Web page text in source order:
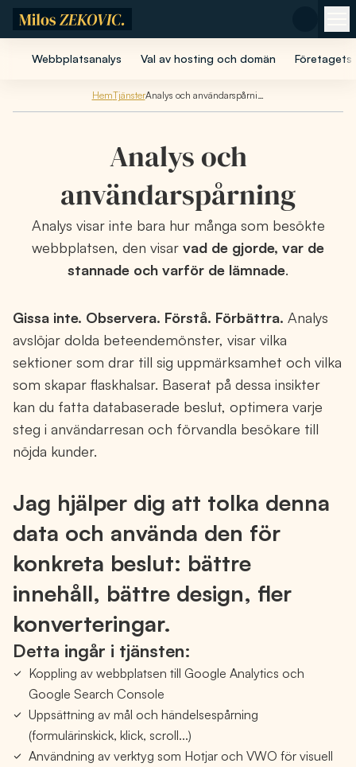
Webbplatsanalys Val av hosting och domän Företagets
HemTjänster Analys och användarspårning
Analys och
användarspårning
Analys visar inte bara hur många som besökte
webbplatsen, den visar vad de gjorde, var de
stannade och varför de lämnade.
Gissa inte. Observera. Förstå. Förbättra. Analys
avslöjar dolda beteendemönster, visar vilka
sektioner som drar till sig uppmärksamhet och vilka
som skapar flaskhalsar. Baserat på dessa insikter
kan du fatta databaserade beslut, optimera varje
steg i användarresan och förvandla besökare till
nöjda kunder.
Jag hjälper dig att tolka denna
data och använda den för
konkreta beslut: bättre
innehåll, bättre design, fler
konverteringar.
Detta ingår i tjänsten:
Koppling av webbplatsen till Google Analytics och
Google Search Console
Uppsättning av mål och händelsespårning
(formulärinskick, klick, scroll...)
Användning av verktyg som Hotjar och VWO för visuell